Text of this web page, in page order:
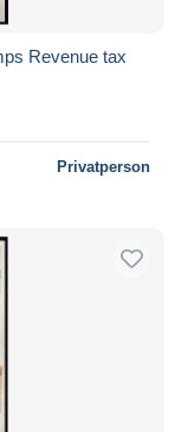
Revenue tax
Privatperson